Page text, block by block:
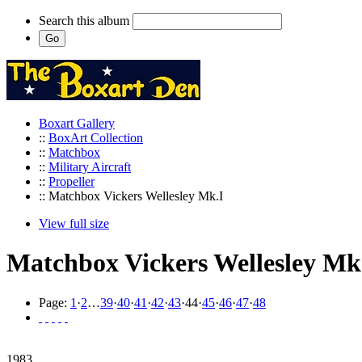
Search this album
Boxart Gallery
:: BoxArt Collection
:: Matchbox
:: Military Aircraft
:: Propeller
:: Matchbox Vickers Wellesley Mk.I
View full size
Matchbox Vickers Wellesley
Page: 1 ·2…39·40·41 ·42·43·44·45·46·47·48
1983